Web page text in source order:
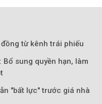
từ kênh trái phiếu
Bổ sung quyền hạn, làm
"bất lực" trước giá nhà